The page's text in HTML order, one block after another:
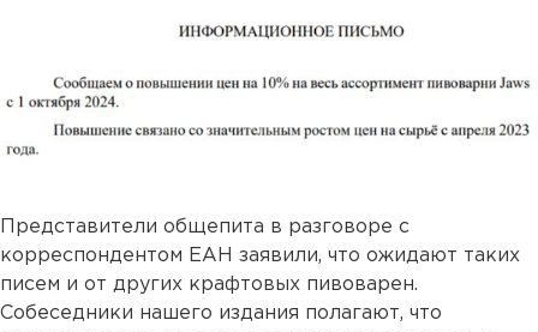
Представители общепита в разговоре с
корреспондентом ЕАН заявили, что ожидают таких
писем и от других крафтовых пивоварен.
Собеседники нашего издания полагают, что